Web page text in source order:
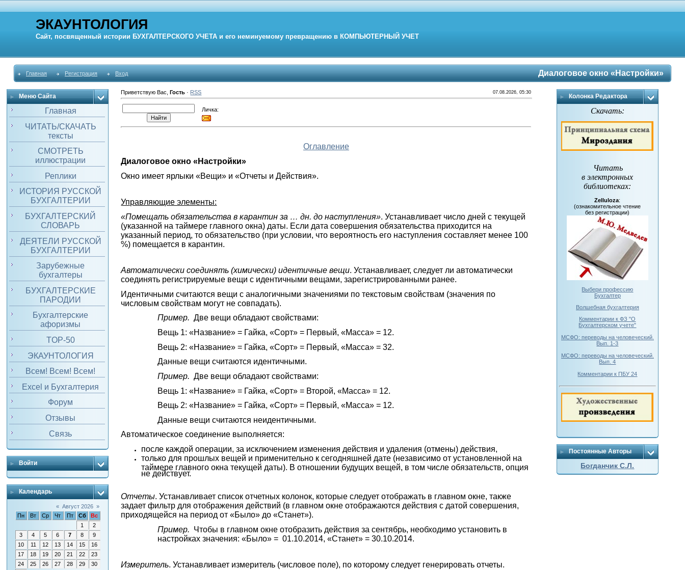
ЭКАУНТОЛОГИЯ
Сайт, посвященный истории БУХГАЛТЕРСКОГО УЧЕТА и его неминуемому превращению в КОМПЬЮТЕРНЫЙ УЧЕТ
Главная Регистрация Вход Диалоговое окно «Настройки»
Меню Сайта
Главная
ЧИТАТЬ/СКАЧАТЬ
тексты
СМОТРЕТЬ
иллюстрации
Реплики
ИСТОРИЯ РУССКОЙ
БУХГАЛТЕРИИ
БУХГАЛТЕРСКИЙ
СЛОВАРЬ
ДЕЯТЕЛИ РУССКОЙ
БУХГАЛТЕРИИ
Зарубежные
бухгалтеры
БУХГАЛТЕРСКИЕ
ПАРОДИИ
Бухгалтерские
афоризмы
TOP-50
ЭКАУНТОЛОГИЯ
Всем! Всем! Всем!
Excel и Бухгалтерия
Форум
Отзывы
Связь
Войти
Календарь
« Август 2026 »
Пн
Вт Ср Чт Пт Сб
Вс
1
2
3
4 5 6 7 8
9
10
11 12 13 14 15
16
17
18 19 20 21 22
23
24
25 26 27 28 29
30
Приветствую Вас ,Гость · RSS 07.08.2026, 05:30
Личка:
Оглавление
Диалоговое окно «Настройки»
Окно имеет ярлыки «Вещи» и «Отчеты и Действия».
Управляющие элементы:
«Помещать обязательства в карантин за … дн. до наступления». Устанавливает число дней с текущей
(указанной на таймере главного окна) даты. Если дата совершения обязательства приходится на
указанный период, то обязательство (при условии, что вероятность его наступления составляет менее 100
%) помещается в карантин.
Автоматически соединять (химически) идентичные вещи. Устанавливает, следует ли автоматически
соединять регистрируемые вещи с идентичными вещами, зарегистрированными ранее.
Идентичными считаются вещи с аналогичными значениями по текстовым свойствам (значения по
числовым свойствам могут не совпадать).
Пример.Две вещи обладают свойствами:
Вещь 1: «Название» = Гайка, «Сорт» = Первый, «Масса» = 12.
Вещь 2: «Название» = Гайка, «Сорт» = Первый, «Масса» = 32.
Данные вещи считаются идентичными.
Пример.Две вещи обладают свойствами:
Вещь 1: «Название» = Гайка, «Сорт» = Второй, «Масса» = 12.
Вещь 2: «Название» = Гайка, «Сорт» = Первый, «Масса» = 12.
Данные вещи считаются неидентичными.
Автоматическое соединение выполняется:
после каждой операции, за исключением изменения действия и удаления (отмены) действия,
только для прошлых вещей и применительно к сегодняшней дате (независимо от установленной на
таймере главного окна текущей даты). В отношении будущих вещей, в том числе обязательств, опция
не действует.
Отчеты. Устанавливает список отчетных колонок, которые следует отображать в главном окне, также
задает фильтр для отображения действий (в главном окне отображаются действия с датой совершения,
приходящейся на период от «Было» до «Станет»).
Пример. Чтобы в главном окне отобразить действия за сентябрь, необходимо установить в
настройках значения: «Было» = 01.10.2014, «Станет» = 30.10.2014.
Измеритель. Устанавливает измеритель (числовое поле), по которому следует генерировать отчеты.
Колонка Редактора
Скачать:
Читать
в электронных
библиотеках:
Zelluloza:
(ознакомительное чтение
без регистрации)
Выбери профессию
Бухгалтер
Волшебная бухгалтерия
Комментарии к ФЗ "О
Бухгалтерском учете"
МСФО: переводы на человеческий.
Вып. 1-3
МСФО: переводы на человеческий.
Вып. 4
Комментарии к ПБУ 24
Постоянные Авторы
Богданчик С.Л.